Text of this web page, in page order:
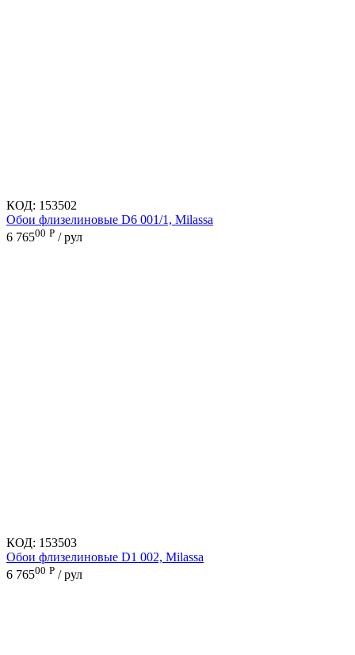
КОД: 153502
Обои флизелиновые D6 001/1, Milassa
6 76500 Р / рул
КОД: 153503
Обои флизелиновые D1 002, Milassa
6 76500 Р / рул